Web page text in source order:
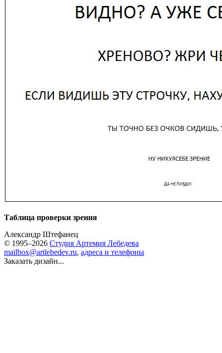
Таблица проверки зрения
Александр Штефанец
© 1995–2026 Студия Артемия Лебедева
mailbox@artlebedev.ru, адреса и телефоны
Заказать дизайн...